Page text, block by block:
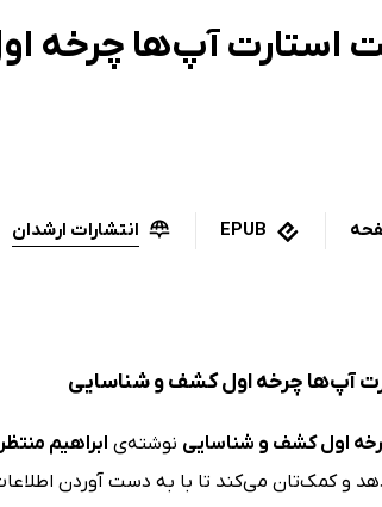
استارت آپ‌ها چرخه
EPUB انتشارات ارشدان
آپ‌ها چرخه اول کشف و شناسایی
اول کشف و شناسایی نوشته‌ی ابراهیم
و کمک‌تان می‌کند تا با به دست آوردن